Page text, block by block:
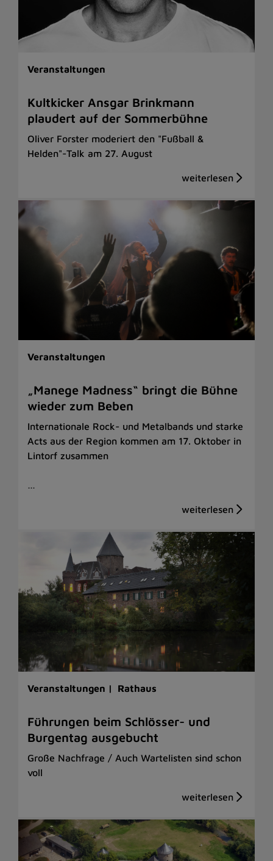
Veranstaltungen
Kultkicker Ansgar Brinkmann
plaudert auf der Sommerbühne
Oliver Forster moderiert den "Fußball &
Helden"-Talk am 27. August
Veranstaltungen
„Manege Madness“ bringt die Bühne
wieder zum Beben
Internationale Rock- und Metalbands und starke
Acts aus der Region kommen am 17. Oktober in
Lintorf zusammen
…
Veranstaltungen | Rathaus
Führungen beim Schlösser- und
Burgentag ausgebucht
Große Nachfrage / Auch Wartelisten sind schon
voll